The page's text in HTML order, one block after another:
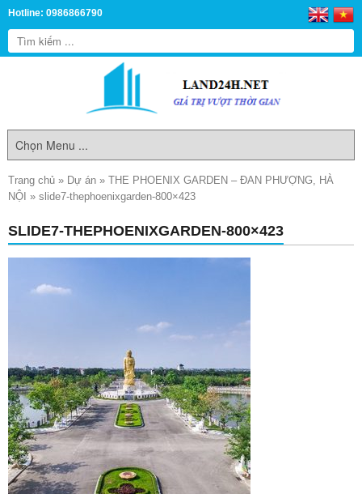
Hotline: 0986866790
Trang chủ » Dự án » THE PHOENIX GARDEN – ĐAN PHƯỢNG, HÀ
NỘI » slide7-thephoenixgarden-800×423
SLIDE7-THEPHOENIXGARDEN-800×423